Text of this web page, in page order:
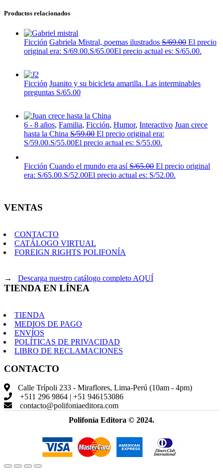
Productos relacionados
Ficción Gabriela Mistral, poemas ilustrados S/69.00 El precio
original era: S/69.00.S/65.00El precio actual es: S/65.00.
Ficción Juanito y su bicicleta amarilla. Las interminables
preguntas S/65.00
6 - 8 años, Familia, Ficción, Humor, Interactivo Juan crece
hasta la China S/59.00 El precio original era:
S/59.00.S/55.00El precio actual es: S/55.00.
Ficción Cuando el mundo era así S/65.00 El precio original
era: S/65.00.S/52.00El precio actual es: S/52.00.
VENTAS
CONTACTO
CATÁLOGO VIRTUAL
FOREIGN RIGHTS POLIFONÍA
→ Descarga nuestro catálogo completo AQUÍ
TIENDA EN LÍNEA
TIENDA
MEDIOS DE PAGO
ENVÍOS
POLÍTICAS DE PRIVACIDAD
LIBRO DE RECLAMACIONES
CONTACTO
Calle Trípoli 233 - Miraflores, Lima-Perú (10am - 4pm)
+511 296 9864 | +51 946153086
contacto@polifoniaeditora.com
Polifonía Editora © 2024.